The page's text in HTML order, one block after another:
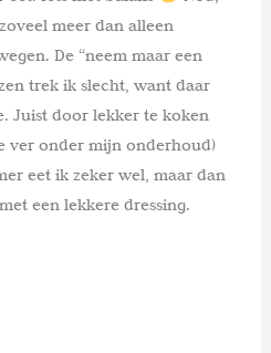
meer dan alleen
De “neem maar een
trek ik slecht, want daar
Juist door lekker te koken
ver onder mijn onderhoud)
eet ik zeker wel, maar dan
een lekkere dressing.